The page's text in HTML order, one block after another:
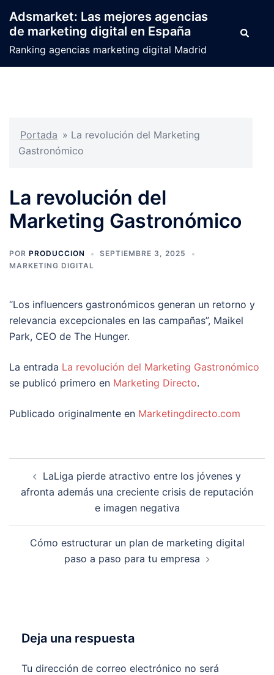
contenido
Adsmarket: Las mejores agencias
de marketing digital en España
Ranking agencias marketing digital Madrid
Buscar
Portada » La revolución del Marketing
Gastronómico
La revolución del
Marketing Gastronómico
POR PRODUCCION
SEPTIEMBRE 3, 2025
MARKETING DIGITAL
“Los influencers gastronómicos generan un retorno y
relevancia excepcionales en las campañas”, Maikel
Park, CEO de The Hunger.
La entrada La revolución del Marketing Gastronómico
se publicó primero en Marketing Directo.
Publicado originalmente en Marketingdirecto.com
entradas
LaLiga pierde atractivo entre los jóvenes y
afronta además una creciente crisis de reputación
e imagen negativa
Cómo estructurar un plan de marketing digital
paso a paso para tu empresa
Deja una respuesta
Tu dirección de correo electrónico no será